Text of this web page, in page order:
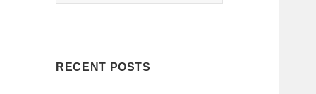
for:
RECENT POSTS